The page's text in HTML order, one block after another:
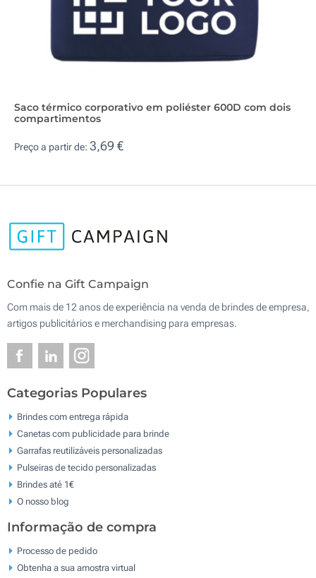
Saco térmico corporativo em poliéster 600D com dois
compartimentos
Preço a partir de: 3,69 €
Confie na Gift Campaign
Com mais de 12 anos de experiência na venda de brindes de empresa,
artigos publicitários e merchandising para empresas.
Categorias Populares
Brindes com entrega rápida
Canetas com publicidade para brinde
Garrafas reutilizáveis personalizadas
Pulseiras de tecido personalizadas
Brindes até 1€
O nosso blog
Informação de compra
Processo de pedido
Obtenha a sua amostra virtual